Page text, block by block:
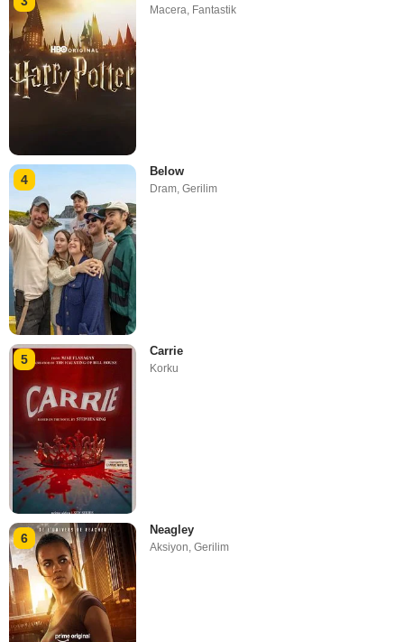
Macera, Fantastik
4
Below
Dram,Gerilim
5
Carrie
Korku
6
Neagley
Aksiyon,Gerilim